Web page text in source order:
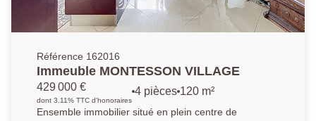
opportunité à saisir dans l'un des quartiers les plus
prisé de Chatou.
Référence 162016
Immeuble MONTESSON VILLAGE
429 000 €
dont 3.11% TTC d'honoraires
4 pièces 120 m²
Ensemble immobilier situé en plein centre de